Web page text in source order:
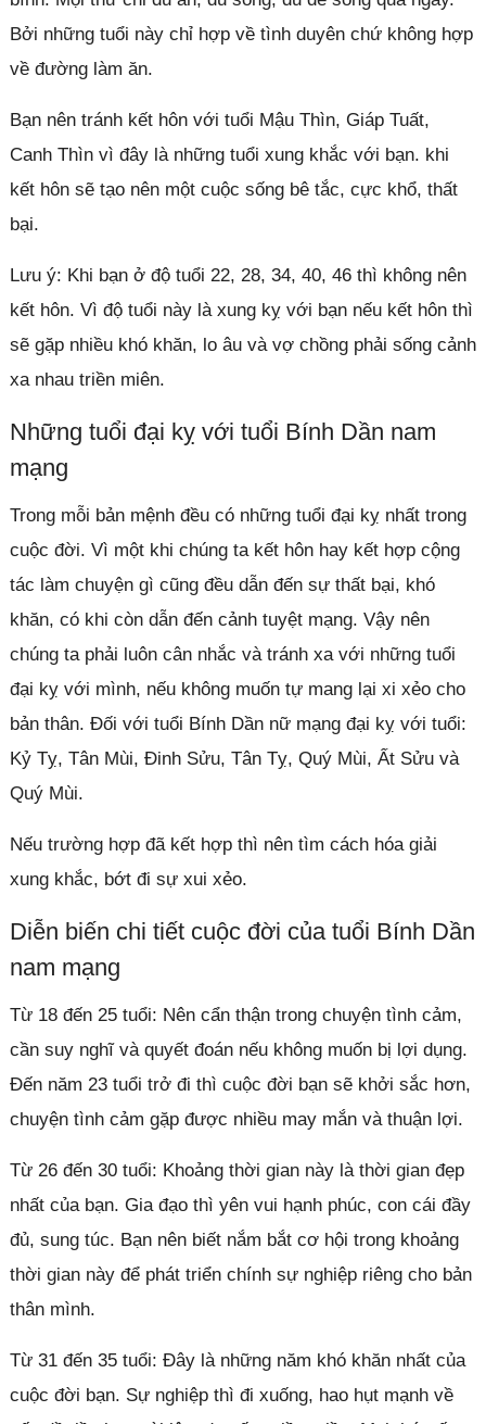
Bởi những tuổi này chỉ hợp về tình duyên chứ không hợp
về đường làm ăn.
Bạn nên tránh kết hôn với tuổi Mậu Thìn, Giáp Tuất,
Canh Thìn vì đây là những tuổi xung khắc với bạn. khi
kết hôn sẽ tạo nên một cuộc sống bê tắc, cực khổ, thất
bại.
Lưu ý: Khi bạn ở độ tuổi 22, 28, 34, 40, 46 thì không nên
kết hôn. Vì độ tuổi này là xung kỵ với bạn nếu kết hôn thì
sẽ gặp nhiều khó khăn, lo âu và vợ chồng phải sống cảnh
xa nhau triền miên.
Những tuổi đại kỵ với tuổi Bính Dần nam
mạng
Trong mỗi bản mệnh đều có những tuổi đại kỵ nhất trong
cuộc đời. Vì một khi chúng ta kết hôn hay kết hợp cộng
tác làm chuyện gì cũng đều dẫn đến sự thất bại, khó
khăn, có khi còn dẫn đến cảnh tuyệt mạng. Vậy nên
chúng ta phải luôn cân nhắc và tránh xa với những tuổi
đại kỵ với mình, nếu không muốn tự mang lại xi xẻo cho
bản thân. Đối với tuổi Bính Dần nữ mạng đại kỵ với tuổi:
Kỷ Tỵ, Tân Mùi, Đinh Sửu, Tân Tỵ, Quý Mùi, Ất Sửu và
Quý Mùi.
Nếu trường hợp đã kết hợp thì nên tìm cách hóa giải
xung khắc, bớt đi sự xui xẻo.
Diễn biến chi tiết cuộc đời của tuổi Bính Dần
nam mạng
Từ 18 đến 25 tuổi: Nên cẩn thận trong chuyện tình cảm,
cần suy nghĩ và quyết đoán nếu không muốn bị lợi dụng.
Đến năm 23 tuổi trở đi thì cuộc đời bạn sẽ khởi sắc hơn,
chuyện tình cảm gặp được nhiều may mắn và thuận lợi.
Từ 26 đến 30 tuổi: Khoảng thời gian này là thời gian đẹp
nhất của bạn. Gia đạo thì yên vui hạnh phúc, con cái đầy
đủ, sung túc. Bạn nên biết nắm bắt cơ hội trong khoảng
thời gian này để phát triển chính sự nghiệp riêng cho bản
thân mình.
Từ 31 đến 35 tuổi: Đây là những năm khó khăn nhất của
cuộc đời bạn. Sự nghiệp thì đi xuống, hao hụt mạnh về